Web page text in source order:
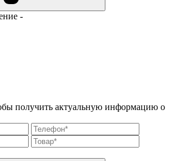
-
получить актуальную информацию о